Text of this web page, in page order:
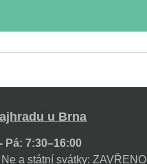
u Brna
Pá: 7:30–16:00
Ne a státní svátky: ZAVŘENO